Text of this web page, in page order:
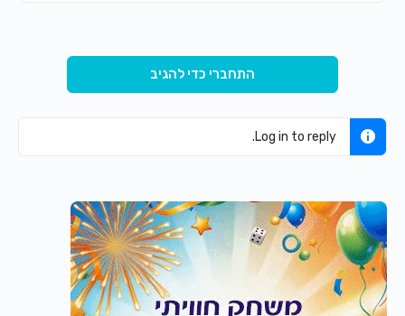
התחברי כדי להגיב
Log in to reply.